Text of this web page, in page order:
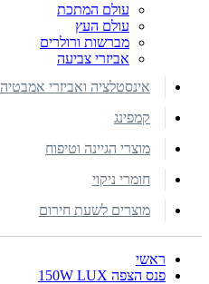
עולם המתכת
עולם העץ
מברשות ורולרים
אביזרי צביעה
אינסטלציה ואביזרי אמבטיה
קמפינג
מוצרי הגיינה וטיפוח
חומרי ניקוי
מוצרים לשעת חירום
ראשי
פנס הצפה 150W LUX